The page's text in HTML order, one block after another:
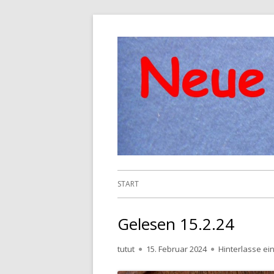
Primäres
START
Gelesen 15.2.24
Autor
tutut
Veröffentlicht
15. Februar 2024 Hinterlasse